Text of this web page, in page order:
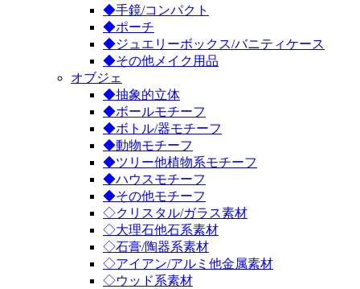
◆手鏡/コンパクト
◆ポーチ
◆ジュエリーボックス/バニティケース
◆その他メイク用品
オブジェ
◆抽象的立体
◆ボールモチーフ
◆ボトル/器モチーフ
◆動物モチーフ
◆ツリー他植物系モチーフ
◆ハウスモチーフ
◆その他モチーフ
◇クリスタル/ガラス素材
◇大理石他石系素材
◇石膏/陶器系素材
◇アイアン/アルミ他金属素材
◇ウッド系素材